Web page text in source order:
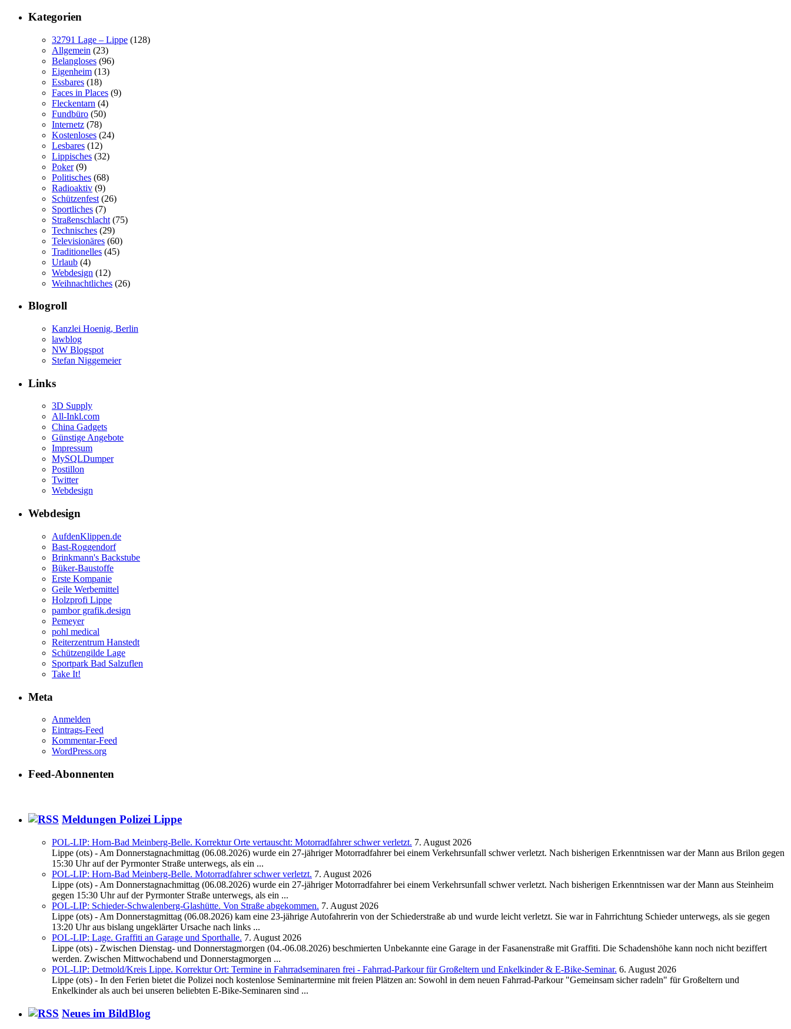
Kategorien
32791 Lage – Lippe (128)
Allgemein (23)
Belangloses (96)
Eigenheim (13)
Essbares (18)
Faces in Places (9)
Fleckentarn (4)
Fundbüro (50)
Internetz (78)
Kostenloses (24)
Lesbares (12)
Lippisches (32)
Poker(9)
Politisches (68)
Radioaktiv (9)
Schützenfest (26)
Sportliches (7)
Straßenschlacht (75)
Technisches (29)
Televisionäres (60)
Traditionelles (45)
Urlaub (4)
Webdesign (12)
Weihnachtliches (26)
Blogroll
Kanzlei Hoenig, Berlin
lawblog
NW Blogspot
Stefan Niggemeier
Links
3D Supply
All-Inkl.com
China Gadgets
Günstige Angebote
Impressum
MySQLDumper
Postillon
Twitter
Webdesign
Webdesign
AufdenKlippen.de
Bast-Roggendorf
Brinkmann's Backstube
Büker-Baustoffe
Erste Kompanie
Geile Werbemittel
Holzprofi Lippe
pambor grafik.design
Pemeyer
pohl medical
Reiterzentrum Hanstedt
Schützengilde Lage
Sportpark Bad Salzuflen
Take It!
Meta
Anmelden
Eintrags-Feed
Kommentar-Feed
WordPress.org
Feed-Abonnenten
Meldungen Polizei Lippe
POL-LIP: Horn-Bad Meinberg-Belle. Korrektur Orte vertauscht: Motorradfahrer schwer verletzt. 7. August 2026
Lippe (ots) - Am Donnerstagnachmittag (06.08.2026) wurde ein 27-jähriger Motorradfahrer bei einem Verkehrsunfall schwer verletzt. Nach bisherigen Erkenntnissen war der Mann aus Brilon gegen
15:30 Uhr auf der Pyrmonter Straße unterwegs, als ein ...
POL-LIP: Horn-Bad Meinberg-Belle. Motorradfahrer schwer verletzt. 7. August 2026
Lippe (ots) - Am Donnerstagnachmittag (06.08.2026) wurde ein 27-jähriger Motorradfahrer bei einem Verkehrsunfall schwer verletzt. Nach bisherigen Erkenntnissen war der Mann aus Steinheim
gegen 15:30 Uhr auf der Pyrmonter Straße unterwegs, als ein ...
POL-LIP: Schieder-Schwalenberg-Glashütte. Von Straße abgekommen. 7. August 2026
Lippe (ots) - Am Donnerstagmittag (06.08.2026) kam eine 23-jährige Autofahrerin von der Schiederstraße ab und wurde leicht verletzt. Sie war in Fahrrichtung Schieder unterwegs, als sie gegen
13:20 Uhr aus bislang ungeklärter Ursache nach links ...
POL-LIP: Lage. Graffiti an Garage und Sporthalle. 7. August 2026
Lippe (ots) - Zwischen Dienstag- und Donnerstagmorgen (04.-06.08.2026) beschmierten Unbekannte eine Garage in der Fasanenstraße mit Graffiti. Die Schadenshöhe kann noch nicht beziffert
werden. Zwischen Mittwochabend und Donnerstagmorgen ...
POL-LIP: Detmold/Kreis Lippe. Korrektur Ort: Termine in Fahrradseminaren frei - Fahrrad-Parkour für Großeltern und Enkelkinder & E-Bike-Seminar. 6. August 2026
Lippe (ots) - In den Ferien bietet die Polizei noch kostenlose Seminartermine mit freien Plätzen an: Sowohl in dem neuen Fahrrad-Parkour "Gemeinsam sicher radeln" für Großeltern und
Enkelkinder als auch bei unseren beliebten E-Bike-Seminaren sind ...
Neues im BildBlog